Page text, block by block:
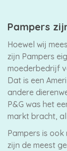
Pampers
Hoewel wij
zijn Pampers
moederbedrijf
Dat is een
andere
P&G was het
markt bracht, al
Pampers is ook
zijn de meest